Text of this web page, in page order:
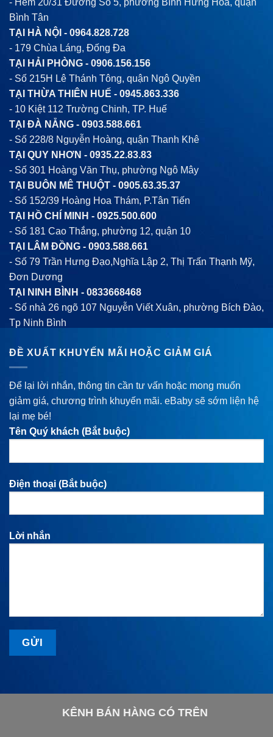
Bình Tân
TẠI HÀ NỘI - 0964.828.728
- 179 Chùa Láng, Đống Đa
TẠI HẢI PHÒNG - 0906.156.156
- Số 215H Lê Thánh Tông, quận Ngô Quyền
TẠI THỪA THIÊN HUẾ - 0945.863.336
- 10 Kiệt 112 Trường Chinh, TP. Huế
TẠI ĐÀ NẴNG - 0903.588.661
- Số 228/8 Nguyễn Hoàng, quận Thanh Khê
TẠI QUY NHƠN - 0935.22.83.83
- Số 301 Hoàng Văn Thụ, phường Ngô Mây
TẠI BUÔN MÊ THUỘT - 0905.63.35.37
- Số 152/39 Hoàng Hoa Thám, P.Tân Tiến
TẠI HỒ CHÍ MINH - 0925.500.600
- Số 181 Cao Thắng, phường 12, quận 10
TẠI LÂM ĐỒNG - 0903.588.661
- Số 79 Trần Hưng Đạo,Nghĩa Lập 2, Thị Trấn Thạnh Mỹ,
Đơn Dương
TẠI NINH BÌNH - 0833668468
- Số nhà 26 ngõ 107 Nguyễn Viết Xuân, phường Bích Đào,
Tp Ninh Bình
ĐỀ XUẤT KHUYẾN MÃI HOẶC GIẢM GIÁ
Để lại lời nhắn, thông tin cần tư vấn hoặc mong muốn
giảm giá, chương trình khuyến mãi. eBaby sẽ sớm liện hệ
lại mẹ bé!
Tên Quý khách (Bắt buộc)
Điện thoại (Bắt buộc)
Lời nhắn
KÊNH BÁN HÀNG CÓ TRÊN